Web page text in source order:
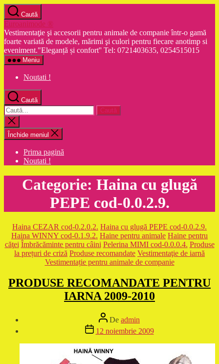
Sari
la
conținut
Caută
Euroanimode ®
Vestimentaţie şi accesorii pentru animale de companie într-o gamă
foarte variată de modele, mărimi şi culori pentru fiecare anotimp si
eveniment."Eleganță și confort'' Tel: 0721403635, 0254515015
Meniu
Noutati !
Caută
Caută
după:
Închide
căutarea
Închide meniul
Prima pagină
Noutati !
Categorie: Haina cu glugă
PEPE cod-0.0.2.9.
Categorii
Haina CEZAR cod-0.2.0.2. Haina cu glugă PEPE cod-0.0.2.9.
Haina WINNY cod-0.1.9.2. Haine pentru animale Haine pentru
căţei Îmbrăcăminte pentru câini Pelerina MIMI cod-0.0.0.4. Produse
la prețuri de criză Produse recomandate Vestimentaţie de iarnă
Vestimentație pentru animale de companie
PRODUSE RECOMANDATE PENTRU
IARNA 2009-2010
Autor
articol
De admin
Dată
articol
12 noiembrie 2009